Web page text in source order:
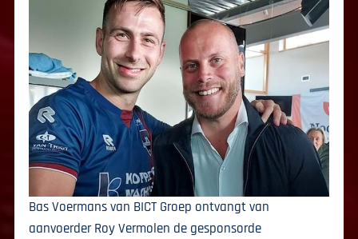
Bas Voermans van BICT Groep ontvangt van
aanvoerder Roy Vermolen de gesponsorde